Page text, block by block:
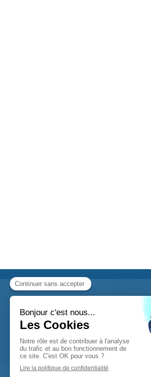
Douleurs dorsales,
scolioses, douleurs
chiropraxie, avec plus de
chiropracteurs dans le
de techniques dédiées.
Prenez rendez-vous avec
©2020 Pauline Sollet